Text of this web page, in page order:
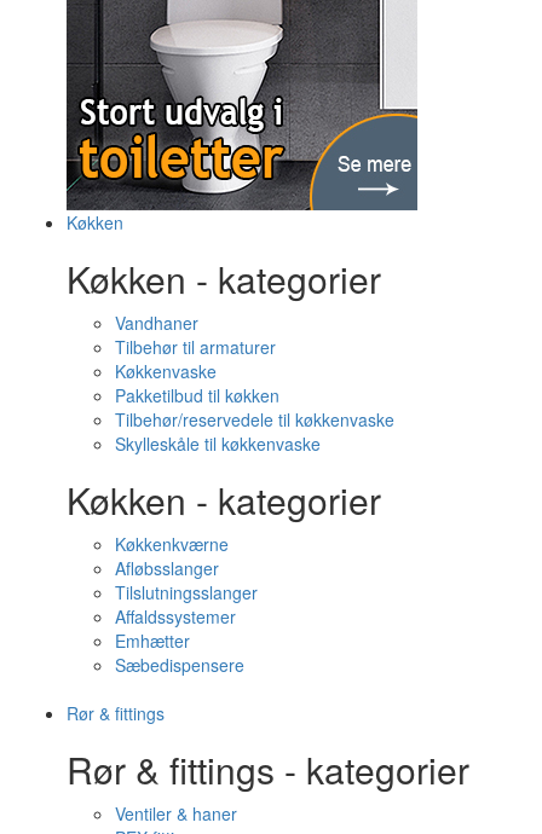
Køkken
Køkken - kategorier
Vandhaner
Tilbehør til armaturer
Køkkenvaske
Pakketilbud til køkken
Tilbehør/reservedele til køkkenvaske
Skylleskåle til køkkenvaske
Køkken - kategorier
Køkkenkværne
Afløbsslanger
Tilslutningsslanger
Affaldssystemer
Emhætter
Sæbedispensere
Rør & fittings
Rør & fittings - kategorier
Ventiler & haner